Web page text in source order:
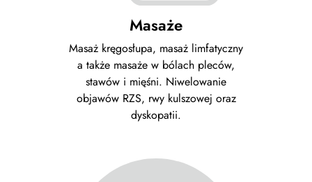
Masaże
Masaż kręgosłupa, masaż limfatyczny
a także masaże w bólach pleców,
stawów i mięśni. Niwelowanie
objawów RZS, rwy kulszowej oraz
dyskopatii.